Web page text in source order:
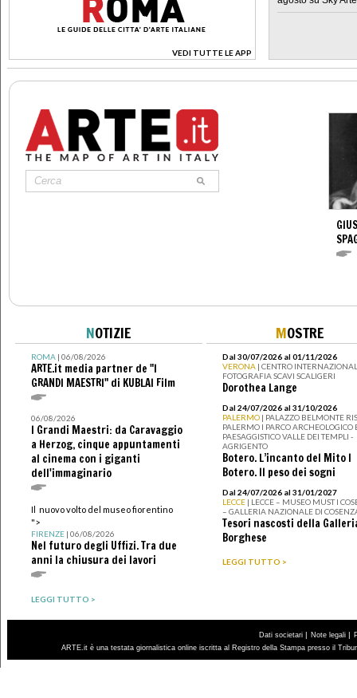
VEDI TUTTE LE APP
>
NOTIZIE
ROMA| 06/08/2026
ARTE.it media partner de "I
GRANDI MAESTRI" di KUBLAI Film
06/08/2026
I Grandi Maestri: da Caravaggio
a Herzog, cinque appuntamenti
al cinema con i giganti
dell'immaginario
Il nuovo volto del museo fiorentino
">
FIRENZE| 06/08/2026
Nel futuro degli Uffizi. Tra due
anni la chiusura dei lavori
LEGGI TUTTO >
MOSTRE
Dal 30/07/2026 al 01/11/2026
VERONA | CENTRO
FOTOGRAFIA SCAVI SCALIGERI
Dorothea Lange
Dal 24/07/2026 al 31/10/2026
PALERMO | PALAZZO BELMONTE
PALERMO I PARCO ARCHEOLOGICO
PAESAGGISTICO VALLE DEI TEMPLI -
AGRIGENTO
Botero. L’incanto del Mito I
Botero. Il peso dei sogni
Dal 24/07/2026 al 31/01/2027
LECCE | LECCE – MUSEO MUST I
– GALLERIA NAZIONALE DI
Tesori nascosti della
Borghese
LEGGI TUTTO >
Dati societari | Note legali |
ARTE.it è una testata giornalistica online iscritta al Registro della Stampa presso il